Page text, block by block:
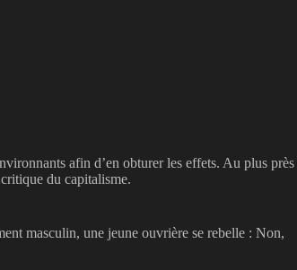
afin d’en obturer les effets. Au plus près
du capitalisme.
masculin, une jeune ouvrière se rebelle : Non,